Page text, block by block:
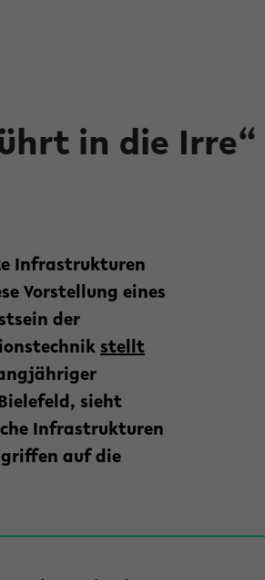
in die Irre“
Infrastrukturen
Vorstellung eines
der
stellt
sieht
Infrastrukturen
auf die